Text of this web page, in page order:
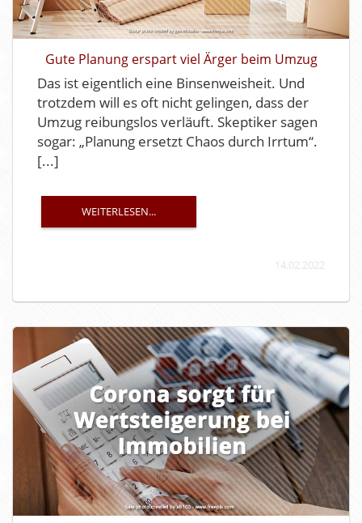
Gute Planung erspart viel Ärger beim Umzug
Das ist eigentlich eine Binsenweisheit. Und
trotzdem will es oft nicht gelingen, dass der
Umzug reibungslos verläuft. Skeptiker sagen
sogar: „Planung ersetzt Chaos durch Irrtum“.
[...]
WEITERLESEN...
14.02.2022